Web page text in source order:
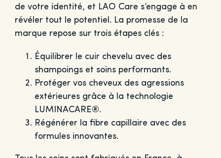
de votre identité, et LAO Care s’engage à en
révéler tout le potentiel. La promesse de la
marque repose sur trois étapes clés :
Équilibrer le cuir chevelu avec des
shampoings et soins performants.
Protéger vos cheveux des agressions
extérieures grâce à la technologie
LUMINACARE®.
Régénérer la fibre capillaire avec des
formules innovantes.